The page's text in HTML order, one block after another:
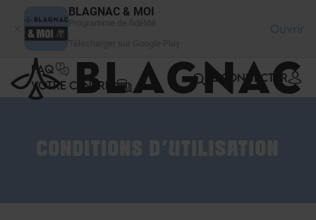
BLAGNAC & MOI
Ouvrir
FAQ
VOTRE CENTRE
SE CONNECTER
Panneau de gestion des cookies